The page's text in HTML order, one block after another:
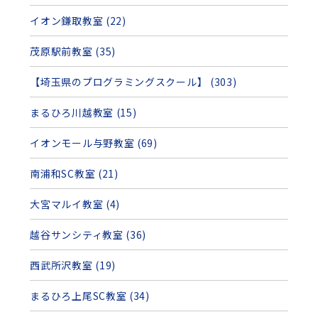
イオン鎌取教室 (22)
茂原駅前教室 (35)
【埼玉県のプログラミングスクール】 (303)
まるひろ川越教室 (15)
イオンモール与野教室 (69)
南浦和SC教室 (21)
大宮マルイ教室 (4)
越谷サンシティ教室 (36)
西武所沢教室 (19)
まるひろ上尾SC教室 (34)